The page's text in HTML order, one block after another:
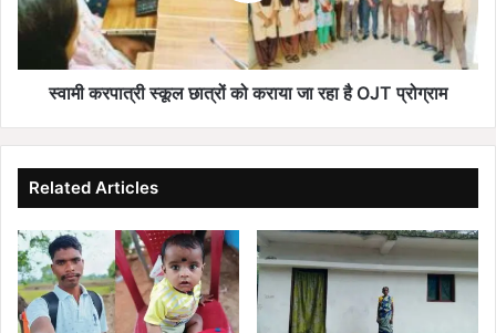
मे
जि
ले
में
शां
ति
पू
र्ण
स्कू
छा
जा
र
हा
है
O
J
स्वामी करपात्री स्कूल छात्रों को कराया जा रहा है OJT प्रोग्राम
Related Articles